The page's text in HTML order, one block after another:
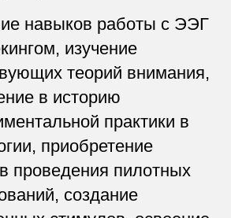
навыков работы с ЭЭГ
изучение
теорий внимания,
в историю
практики в
приобретение
проведения пилотных
создание